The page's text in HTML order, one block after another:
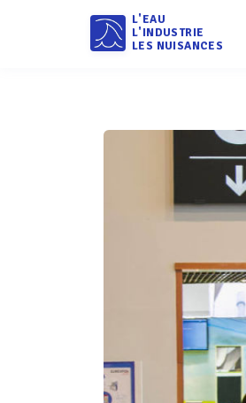
L'EAU
L'INDUSTRIE
LES NUISANCES